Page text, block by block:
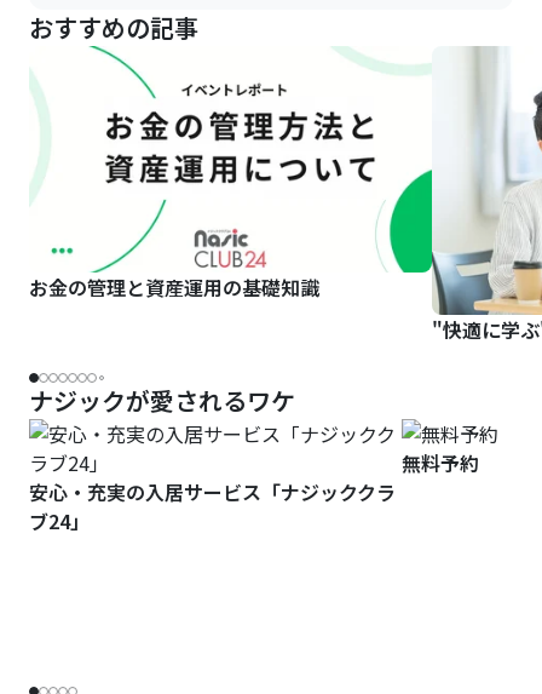
おすすめの記事
お金の管理と資産運用の基礎知識
"快適に学
ナジックが愛されるワケ
安心・充実の入居サービス「ナジッククラ
ブ24」
無料予約